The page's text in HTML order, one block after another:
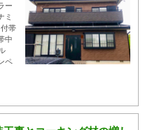
ー
ミ
帯
中
ペ